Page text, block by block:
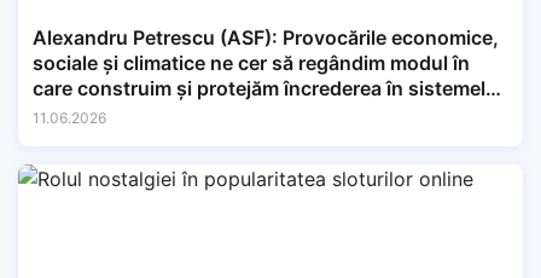
Alexandru Petrescu (ASF): Provocările economice,
sociale și climatice ne cer să regândim modul în
care construim și protejăm încrederea în sistemele
financiare.
11.06.2026